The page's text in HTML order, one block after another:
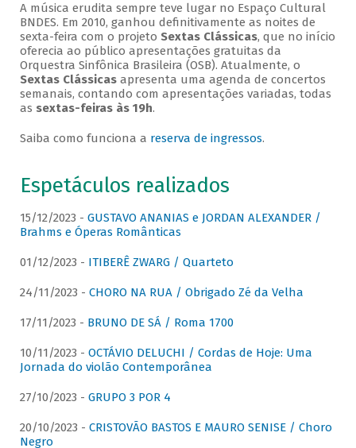
A música erudita sempre teve lugar no Espaço Cultural
BNDES. Em 2010, ganhou definitivamente as noites de
sexta-feira com o projeto Sextas Clássicas, que no início
oferecia ao público apresentações gratuitas da
Orquestra Sinfônica Brasileira (OSB). Atualmente, o
Sextas Clássicasapresenta uma agenda de concertos
semanais, contando com apresentações variadas, todas
as sextas-feiras às 19h.
Saiba como funciona a reserva de ingressos.
Espetáculos realizados
15/12/2023 - GUSTAVO ANANIAS e JORDAN ALEXANDER /
Brahms e Óperas Românticas
01/12/2023 - ITIBERÊ ZWARG / Quarteto
24/11/2023 - CHORO NA RUA / Obrigado Zé da Velha
17/11/2023 - BRUNO DE SÁ / Roma 1700
10/11/2023 - OCTÁVIO DELUCHI / Cordas de Hoje: Uma
Jornada do violão Contemporânea
27/10/2023 - GRUPO 3 POR 4
20/10/2023 - CRISTOVÃO BASTOS E MAURO SENISE / Choro
Negro